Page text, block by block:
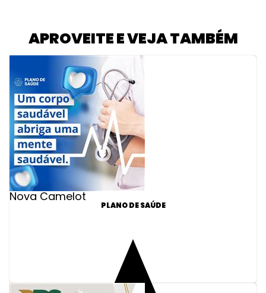
APROVEITE E VEJA TAMBÉM
Nova Camelot
PLANO DE SAÚDE